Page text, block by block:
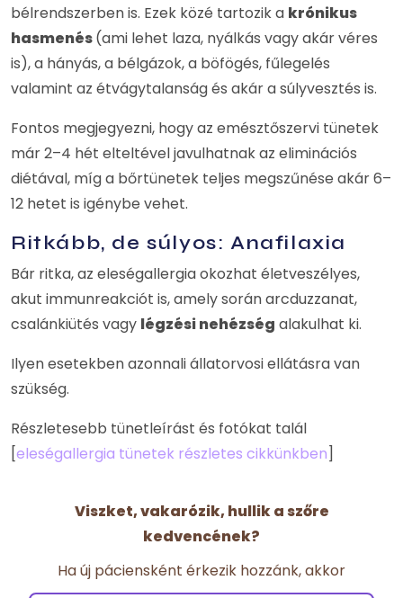
bélrendszerben is. Ezek közé tartozik a krónikus
hasmenés(ami lehet laza, nyálkás vagy akár véres
is), a hányás, a bélgázok, a böfögés, fűlegelés
valamint az étvágytalanság és akár a súlyvesztés is.
Fontos megjegyezni, hogy az emésztőszervi tünetek
már 2–4 hét elteltével javulhatnak az eliminációs
diétával, míg a bőrtünetek teljes megszűnése akár 6–
12 hetet is igénybe vehet.
Ritkább, de súlyos: Anafilaxia
Bár ritka, az eleségallergia okozhat életveszélyes,
akut immunreakciót is, amely során arcduzzanat,
csalánkiütés vagy légzési nehézség alakulhat ki.
Ilyen esetekben azonnali állatorvosi ellátásra van
szükség.
Részletesebb tünetleírást és fotókat talál
[eleségallergia tünetek részletes cikkünkben]
Viszket, vakarózik, hullik a szőre
kedvencének?
Ha új páciensként érkezik hozzánk, akkor